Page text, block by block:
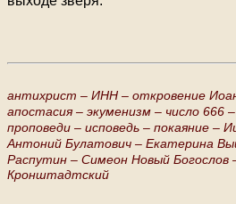
антихрист – ИНН – откровение
апостасия – экуменизм – число 666 –
проповеди – исповедь – покаяние –
Антоний Булатович – Екатерина
Распутин – Симеон Новый Богослов
Кронштадтский